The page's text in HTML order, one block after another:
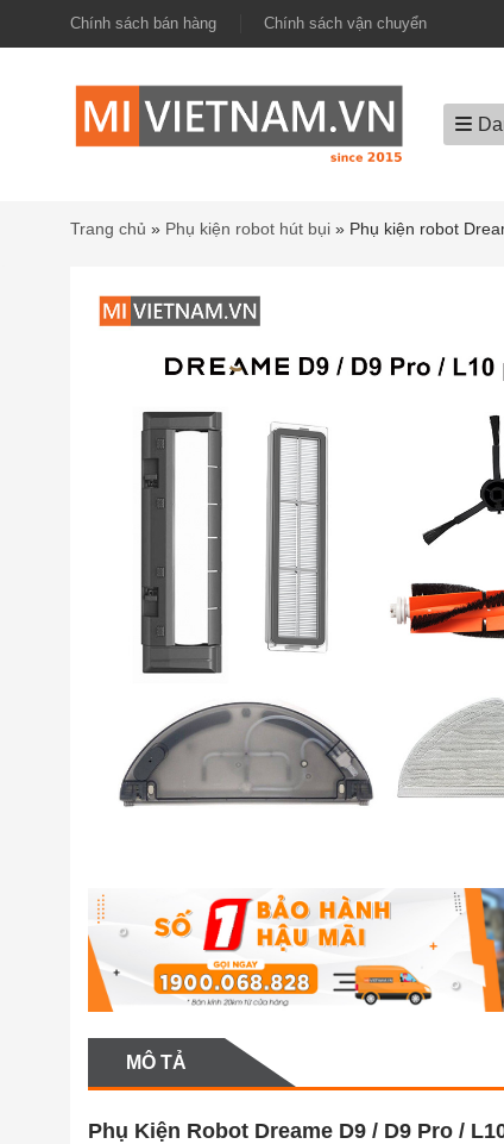
Chính sách bán hàng Chính sách vận chuyển
Trang chủ » Phụ kiện robot hút bụi » Phụ kiện robot
MÔ TẢ
Phụ Kiện Robot Dreame D9 / D9 Pro /